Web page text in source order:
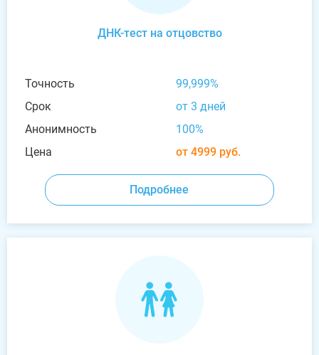
ДНК-тест на отцовство
Точность
99,999%
Срок
от 3 дней
Анонимность
100%
Цена
от 4999 руб.
Подробнее